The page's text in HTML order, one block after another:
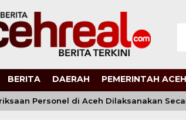
BERITA DAERAH PEMERINTAH ACEH
Personel di Aceh Dilaksanakan